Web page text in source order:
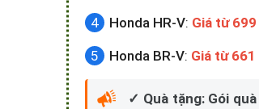
Honda HR-V: Giá từ
Honda BR-V: Giá từ
✓ Quà tặng: Gói